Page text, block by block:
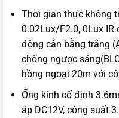
Thời gian thực không
0.02Lux/F2.0, 0Lux IR
động cân bằng trắng
chống ngược
hồng ngoại 20m với
Ống kính cố định
áp DC12V, công suất